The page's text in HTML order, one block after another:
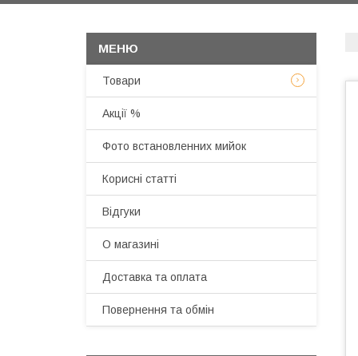
Товари
Акції %
Фото встановленних мийок
Корисні статті
Відгуки
О магазині
Доставка та оплата
Повернення та обмін